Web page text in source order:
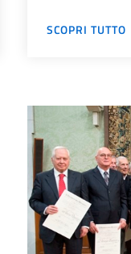
SCOPRI TUTTO